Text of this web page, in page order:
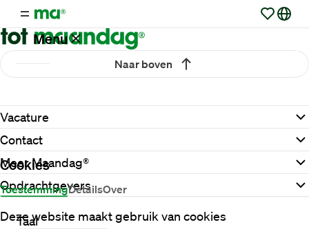
Menu
Werken
via
Maandag®
Opdrachtgevers
Cookies
ToestemmingDetailsOver
Deze website maakt gebruik van cookies
Naar boven
Vacature
Contact
Meer Maandag®
Opdrachtgevers
Taal